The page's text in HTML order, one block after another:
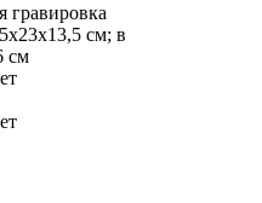
гравировка
см; в
см